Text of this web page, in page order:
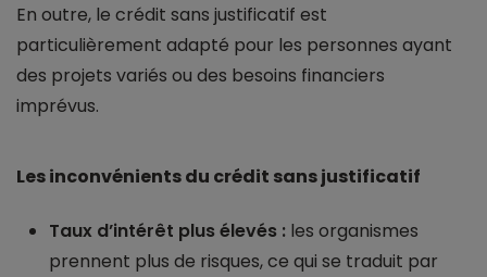
En outre, le crédit sans justificatif est
particulièrement adapté pour les personnes ayant
des projets variés ou des besoins financiers
imprévus.
Les inconvénients du crédit sans justificatif
Taux d’intérêt plus élevés : les organismes
prennent plus de risques, ce qui se traduit par